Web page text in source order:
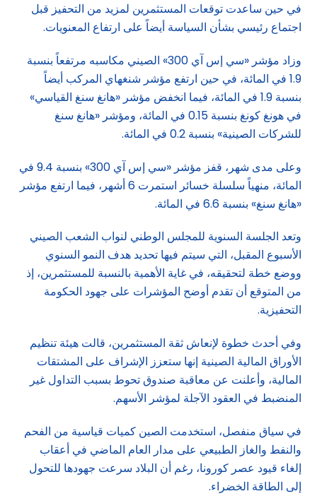
في حين ساعدت توقعات المستثمرين لمزيد من التحفيز قبل
اجتماع رئيسي بشأن السياسة أيضاً على ارتفاع المعنويات.
وزاد مؤشر «سي إس آي 300» الصيني مكاسبه مرتفعاً بنسبة
1.9 في المائة، في حين ارتفع مؤشر شنغهاي المركب أيضاً
بنسبة 1.9 في المائة، فيما انخفض مؤشر «هانغ سنغ القياسي»
في هونغ كونغ بنسبة 0.15 في المائة، ومؤشر «هانغ سنغ
للشركات الصينية» بنسبة 0.2 في المائة.
وعلى مدى شهر، قفز مؤشر «سي إس آي 300» بنسبة 9.4 في
المائة، منهياً سلسلة خسائر استمرت 6 أشهر، فيما ارتفع مؤشر
«هانغ سنغ» بنسبة 6.6 في المائة.
وتعد الجلسة السنوية للمجلس الوطني لنواب الشعب الصيني
الأسبوع المقبل، التي سيتم فيها تحديد هدف النمو السنوي
ووضع خطة لتحقيقه، في غاية الأهمية بالنسبة للمستثمرين، إذ
من المتوقع أن تقدم أوضح المؤشرات على جهود الحكومة
التحفيزية.
وفي أحدث خطوة لإنعاش ثقة المستثمرين، قالت هيئة تنظيم
الأوراق المالية الصينية إنها ستعزز الإشراف على المشتقات
المالية، وأعلنت عن معاقبة صندوق تحوط بسبب التداول غير
المنضبط في العقود الآجلة لمؤشر الأسهم.
في سياق منفصل، استخدمت الصين كميات قياسية من الفحم
والنفط والغاز الطبيعي على مدار العام الماضي في أعقاب
إلغاء قيود عصر كورونا، رغم أن البلاد سرعت جهودها للتحول
إلى الطاقة الخضراء.